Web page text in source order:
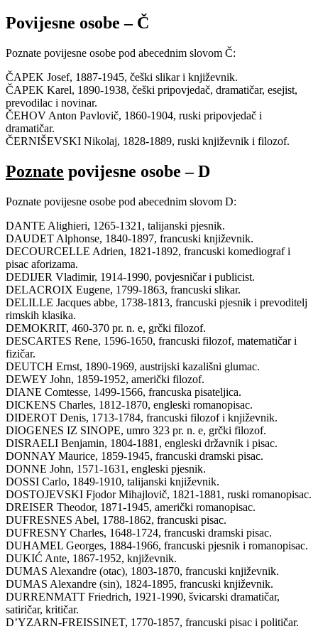
Povijesne osobe – Č
Poznate povijesne osobe pod abecednim slovom Č:
ČAPEK Josef, 1887-1945, češki slikar i književnik.
ČAPEK Karel, 1890-1938, češki pripovjedač, dramatičar, esejist,
prevodilac i novinar.
ČEHOV Anton Pavlovič, 1860-1904, ruski pripovjedač i
dramatičar.
ČERNIŠEVSKI Nikolaj, 1828-1889, ruski književnik i filozof.
Poznate povijesne osobe – D
Poznate povijesne osobe pod abecednim slovom D:
DANTE Alighieri, 1265-1321, talijanski pjesnik.
DAUDET Alphonse, 1840-1897, francuski književnik.
DECOURCELLE Adrien, 1821-1892, francuski komediograf i
pisac aforizama.
DEDIJER Vladimir, 1914-1990, povjesničar i publicist.
DELACROIX Eugene, 1799-1863, francuski slikar.
DELILLE Jacques abbe, 1738-1813, francuski pjesnik i prevoditelj
rimskih klasika.
DEMOKRIT, 460-370 pr. n. e, grčki filozof.
DESCARTES Rene, 1596-1650, francuski filozof, matematičar i
fizičar.
DEUTCH Ernst, 1890-1969, austrijski kazališni glumac.
DEWEY John, 1859-1952, američki filozof.
DIANE Comtesse, 1499-1566, francuska pisateljica.
DICKENS Charles, 1812-1870, engleski romanopisac.
DIDEROT Denis, 1713-1784, francuski filozof i književnik.
DIOGENES IZ SINOPE, umro 323 pr. n. e, grčki filozof.
DISRAELI Benjamin, 1804-1881, engleski državnik i pisac.
DONNAY Maurice, 1859-1945, francuski dramski pisac.
DONNE John, 1571-1631, engleski pjesnik.
DOSSI Carlo, 1849-1910, talijanski književnik.
DOSTOJEVSKI Fjodor Mihajlovič, 1821-1881, ruski romanopisac.
DREISER Theodor, 1871-1945, američki romanopisac.
DUFRESNES Abel, 1788-1862, francuski pisac.
DUFRESNY Charles, 1648-1724, francuski dramski pisac.
DUHAMEL Georges, 1884-1966, francuski pjesnik i romanopisac.
DUKIĆ Ante, 1867-1952, književnik.
DUMAS Alexandre (otac), 1803-1870, francuski književnik.
DUMAS Alexandre (sin), 1824-1895, francuski književnik.
DURRENMATT Friedrich, 1921-1990, švicarski dramatičar,
satiričar, kritičar.
D’YZARN-FREISSINET, 1770-1857, francuski pisac i političar.